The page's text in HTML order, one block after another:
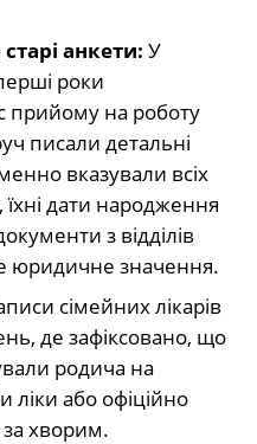
анкети: У
роки
прийому на роботу
писали детальні
вказували всіх
їхні дати народження
з відділів
юридичне значення.
сімейних лікарів
де зафіксовано, що
родича на
ліки або офіційно
хворим.